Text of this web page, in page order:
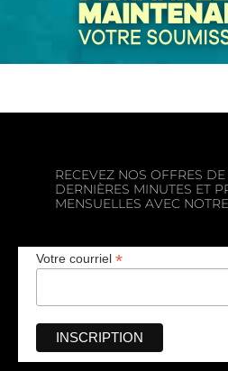
RECEVEZ NOS OFFRES DE
DERNIÈRES MINUTES ET
MENSUELLES AVEC
Votre courriel *